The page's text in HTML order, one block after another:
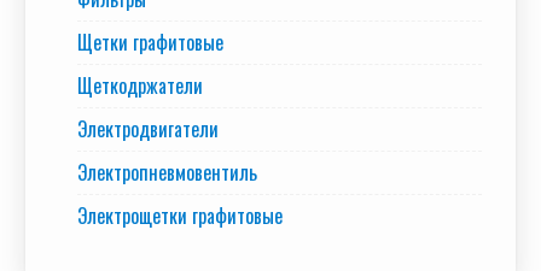
Щетки графитовые
Щеткодржатели
Электродвигатели
Электропневмовентиль
Электрощетки графитовые